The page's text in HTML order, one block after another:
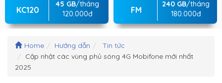
KC120
45 GB/tháng
120.000đ
FM
240 GB/tháng
180.000đ
Home Hướng dẫn
Tin tức
Cập nhật các vùng phủ sóng 4G Mobifone mới nhất
2025